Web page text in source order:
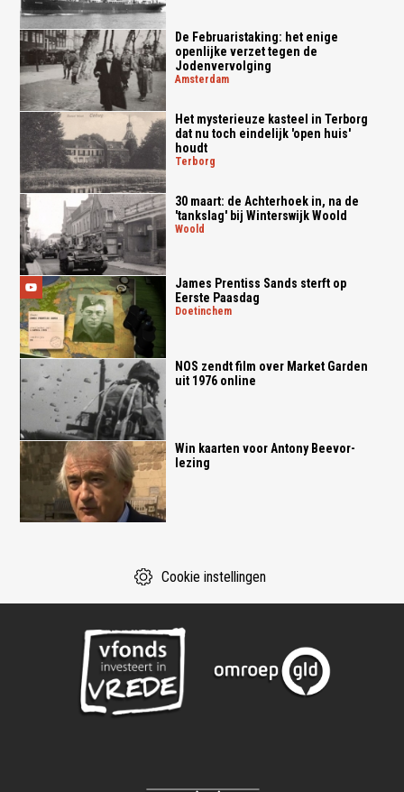
De Februaristaking: het enige
openlijke verzet tegen de
Jodenvervolging
amsterdam
Het mysterieuze kasteel in Terborg
dat nu toch eindelijk 'open huis'
houdt
terborg
30 maart: de Achterhoek in, na de
'tankslag' bij Winterswijk Woold
woold
James Prentiss Sands sterft op
Eerste Paasdag
doetinchem
NOS zendt film over Market Garden
uit 1976 online
Win kaarten voor Antony Beevor-
lezing
Cookie instellingen